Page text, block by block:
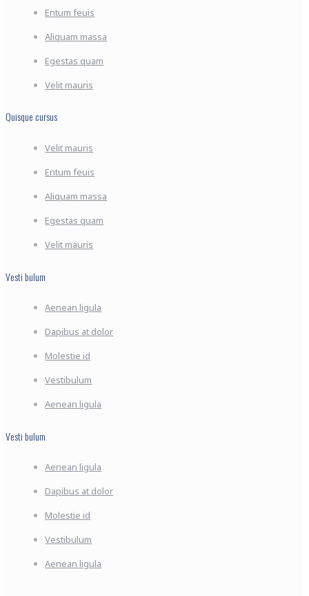
Entum feuis
Aliquam massa
Egestas quam
Velit mauris
Quisque cursus
Velit mauris
Entum feuis
Aliquam massa
Egestas quam
Velit mauris
Vesti bulum
Aenean ligula
Dapibus at dolor
Molestie id
Vestibulum
Aenean ligula
Vesti bulum
Aenean ligula
Dapibus at dolor
Molestie id
Vestibulum
Aenean ligula